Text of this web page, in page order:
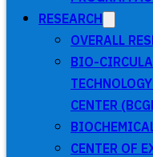
RESEARCH
OVERALL
BIO-
CENTER
CENTER OF